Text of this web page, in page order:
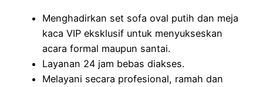
Menghadirkan set sofa oval putih dan meja
kaca VIP eksklusif untuk menyukseskan
acara formal maupun santai.
Layanan 24 jam bebas diakses.
Melayani secara profesional, ramah dan